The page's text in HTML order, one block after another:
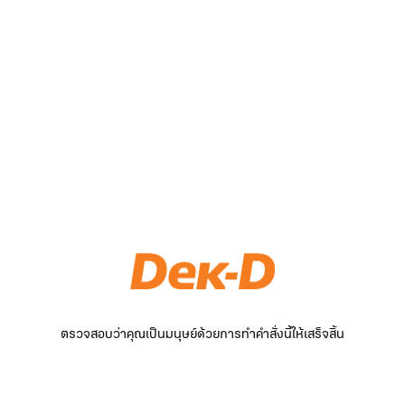
ตรวจสอบว่าคุณเป็นมนุษย์ด้วยการทำคำสั่งนี้ให้เสร็จสิ้น